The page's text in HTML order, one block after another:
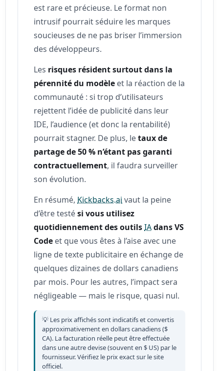
est rare et précieuse. Le format non
intrusif pourrait séduire les marques
soucieuses de ne pas briser l’immersion
des développeurs.
Les risques résident surtout dans la
pérennité du modèle et la réaction de la
communauté : si trop d’utilisateurs
rejettent l’idée de publicité dans leur
IDE, l’audience (et donc la rentabilité)
pourrait stagner. De plus, letaux de
partage de 50 % n’étant pas garanti
contractuellement, il faudra surveiller
son évolution.
En résumé, Kickbacks.ai vaut la peine
d’être testési vous utilisez
quotidiennement des outilsIAdans VS
Code et que vous êtes à l’aise avec une
ligne de texte publicitaire en échange de
quelques dizaines de dollars canadiens
par mois. Pour les autres, l’impact sera
négligeable — mais le risque, quasi nul.
💡 Les prix affichés sont indicatifs et convertis
approximativement en dollars canadiens ($
CA). La facturation réelle peut être effectuée
dans une autre devise (souvent en $ US) par le
fournisseur. Vérifiez le prix exact sur le site
officiel.